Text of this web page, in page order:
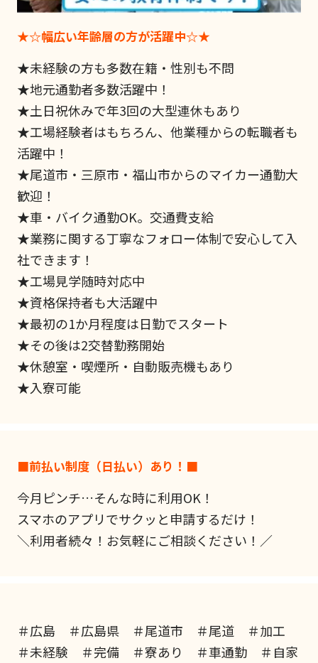
★☆幅広い年齢層の方が活躍中☆★
★未経験の方も多数在籍・性別も不問
★地元通勤者多数活躍中！
★土日祝休みで年3回の大型連休もあり
★工場経験者はもちろん、他業種からの転職者も
活躍中！
★尾道市・三原市・福山市からのマイカー通勤大
歓迎！
★車・バイク通勤OK。交通費支給
★業務に関する丁寧なフォロー体制で安心して入
社できます！
★工場見学随時対応中
★資格保持者も大活躍中
★最初の1か月程度は日勤でスタート
★その後は2交替勤務開始
★休憩室・喫煙所・自動販売機もあり
★入寮可能
■前払い制度（日払い）あり！■
今月ピンチ…そんな時に利用OK！
スマホのアプリでサクッと申請するだけ！
＼利用者続々！お気軽にご相談ください！／
＃広島 ＃広島県 ＃尾道市 ＃尾道 ＃加工
＃未経験 ＃完備 ＃寮あり ＃車通勤 ＃自家